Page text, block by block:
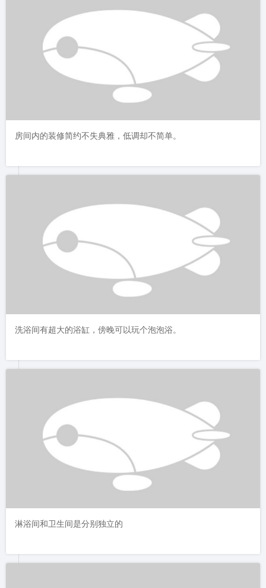
房间内的装修简约不失典雅，低调却不简单。
洗浴间有超大的浴缸，傍晚可以玩个泡泡浴。
淋浴间和卫生间是分别独立的